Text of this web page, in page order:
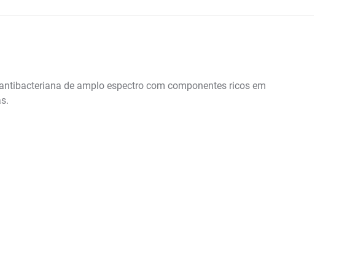
de amplo espectro com componentes ricos em